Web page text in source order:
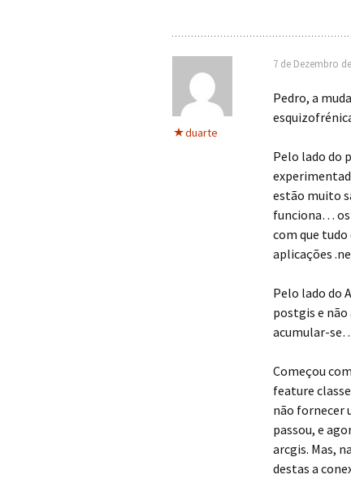
duarte
7 de Dezembro
Pedro, a
Pelo lado do
estão muito
funciona… os
com que tudo
aplicações
Pelo lado do
postgis e
acumular-
Começou
feature
não fornecer
passou, e
arcgis. Mas,
destas a